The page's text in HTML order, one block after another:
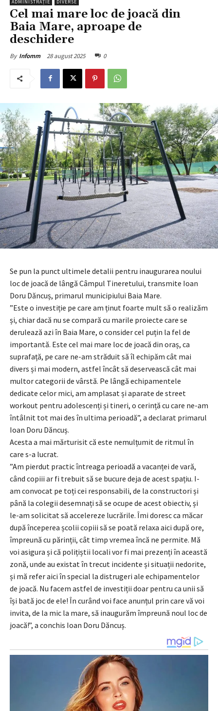
ADMINISTRAȚIE DIVERSE
Cel mai mare loc de joacă din
Baia Mare, aproape de
deschidere
By Infomm 28 august 2025 0
Se pun la punct ultimele detalii pentru inaugurarea noului
loc de joacă de lângă Câmpul Tineretului, transmite Ioan
Doru Dăncuș, primarul municipiului Baia Mare.
”Este o investiție pe care am ținut foarte mult să o realizăm
și, chiar dacă nu se compară cu marile proiecte care se
derulează azi în Baia Mare, o consider cel puțin la fel de
importantă. Este cel mai mare loc de joacă din oraș, ca
suprafață, pe care ne-am străduit să îl echipăm cât mai
divers și mai modern, astfel încât să deservească cât mai
multor categorii de vârstă. Pe lângă echipamentele
dedicate celor mici, am amplasat și aparate de street
workout pentru adolescenți și tineri, o cerință cu care ne-am
întâlnit tot mai des în ultima perioadă”, a declarat primarul
Ioan Doru Dăncuș.
Acesta a mai mărturisit că este nemulțumit de ritmul în
care s-a lucrat.
”Am pierdut practic întreaga perioadă a vacanței de vară,
când copiii ar fi trebuit să se bucure deja de acest spațiu. I-
am convocat pe toți cei responsabili, de la constructori și
până la colegii desemnați să se ocupe de acest obiectiv, și
le-am solicitat să accelereze lucrările. Îmi doresc ca măcar
după începerea școlii copiii să se poată relaxa aici după ore,
împreună cu părinții, cât timp vremea încă ne permite. Mă
voi asigura și că polițiștii locali vor fi mai prezenți în această
zonă, unde au existat în trecut incidente și situații nedorite,
și mă refer aici în special la distrugeri ale echipamentelor
de joacă. Nu facem astfel de investiții doar pentru ca unii să
își bată joc de ele! În curând voi face anunțul prin care vă voi
invita, de la mic la mare, să inaugurăm împreună noul loc de
joacă!”, a conchis Ioan Doru Dăncuș.